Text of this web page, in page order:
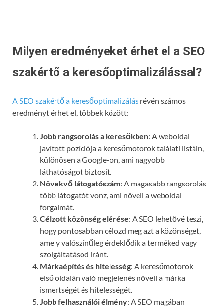
Milyen eredményeket érhet el a SEO
szakértő a keresőoptimalizálással?
A SEO szakértő a keresőoptimalizálás révén számos
eredményt érhet el, többek között:
Jobb rangsorolás a keresőkben: A weboldal
javított pozíciója a keresőmotorok találati listáin,
különösen a Google-on, ami nagyobb
láthatóságot biztosít.
Növekvő látogatószám: A magasabb rangsorolás
több látogatót vonz, ami növeli a weboldal
forgalmát.
Célzott közönség elérése: A SEO lehetővé teszi,
hogy pontosabban célozd meg azt a közönséget,
amely valószínűleg érdeklődik a terméked vagy
szolgáltatásod iránt.
Márkaépítés és hitelesség: A keresőmotorok
első oldalán való megjelenés növeli a márka
ismertségét és hitelességét.
Jobb felhasználói élmény: A SEO magában